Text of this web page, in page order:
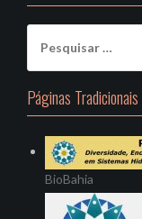
por:
Páginas Tradicionais
BioBahia